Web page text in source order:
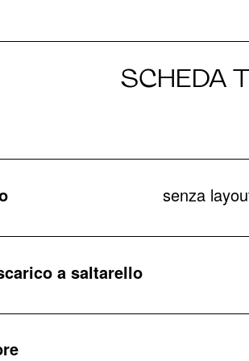
SCHEDA
senza
a saltarello